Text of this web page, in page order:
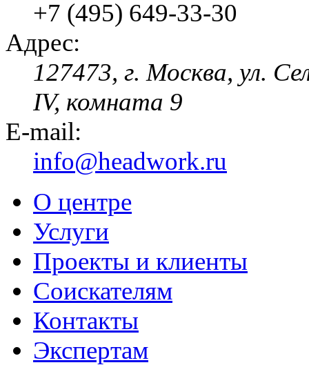
+7 (495) 649-33-30
Адрес:
127473, г. Москва, ул.
IV, комната 9
E-mail:
info@headwork.ru
О центре
Услуги
Проекты и клиенты
Соискателям
Контакты
Экспертам